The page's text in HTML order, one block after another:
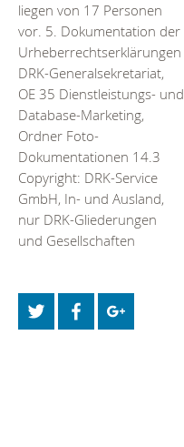
liegen von 17 Personen
vor. 5. Dokumentation der
Urheberrechtserklärungen
DRK-Generalsekretariat,
OE 35 Dienstleistungs- und
Database-Marketing,
Ordner Foto-
Dokumentationen 14.3
Copyright: DRK-Service
GmbH, In- und Ausland,
nur DRK-Gliederungen
und Gesellschaften